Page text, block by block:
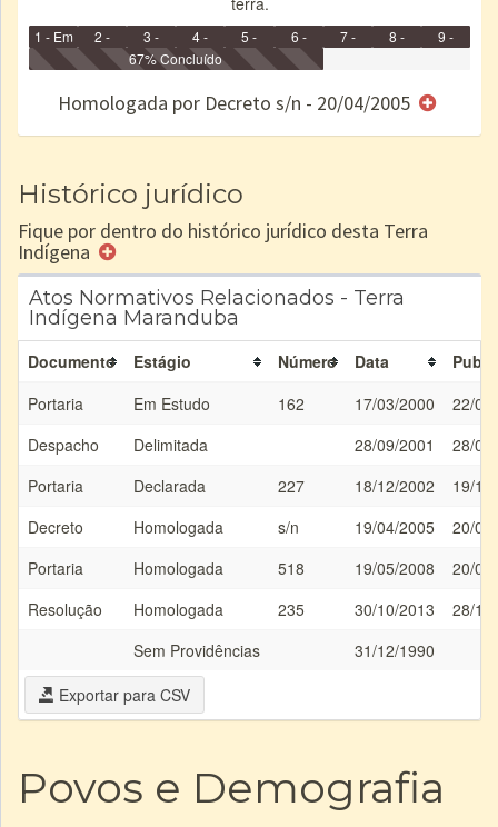
1 - Em
Identificação
2 -
Identificada
3 -
Declarada
4 -
Reservada
5 -
Homologada
6 -
Registrada
e/ou
7 -
8 -
9 -
67% Concluído
Homologada por Decreto s/n - 20/04/2005
Histórico jurídico
Fique por dentro do histórico jurídico desta Terra
Indígena
Atos Normativos Relacionados - Terra
Indígena Maranduba
Documento Estágio Número Data
Portaria
Em Estudo 162 17/03/2000
22/
Despacho
Delimitada 28/09/2001
28/
Portaria
Declarada 227 18/12/2002
19/
Decreto
Homologada s/n 19/04/2005
20/
Portaria
Homologada 518 19/05/2008
20/
Resolução
Homologada 235 30/10/2013
28/
Sem Providências
31/12/1990
Exportar para CSV
Povos e Demografia